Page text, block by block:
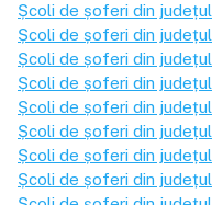
Școli de șoferi din județul
Școli de șoferi din județul
Școli de șoferi din județul
Școli de șoferi din județul
Școli de șoferi din județul
Școli de șoferi din județul
Școli de șoferi din județul
Școli de șoferi din județul